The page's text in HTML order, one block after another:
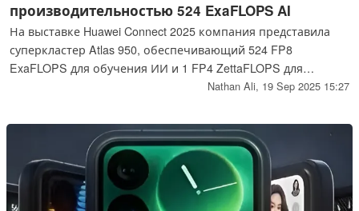
производительностью 524 ExaFLOPS AI
На выставке Huawei Connect 2025 компания представила
суперкластер Atlas 950, обеспечивающий 524 FP8
ExaFLOPS для обучения ИИ и 1 FP4 ZettaFLOPS для
вычислений. Созданная с использованием более 500 000
xAI, а также бросает вызов грядущей платформе Rubin от
Nathan Ali, 19 Sep 2025 15:27